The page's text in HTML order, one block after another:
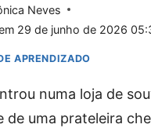
Neves
29 de junho de 2026
APRENDIZADO
numa loja de
de uma prateleira